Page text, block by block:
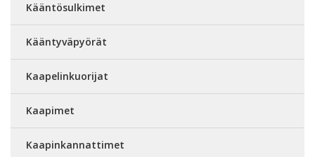
Kääntösulkimet
Kääntyväpyörät
Kaapelinkuorijat
Kaapimet
Kaapinkannattimet